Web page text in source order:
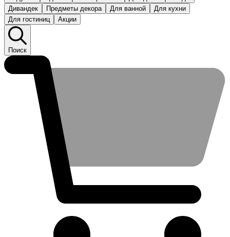
Дивандек
Предметы декора Для ванной
Для кухни
Для гостиниц
Акции
Поиск